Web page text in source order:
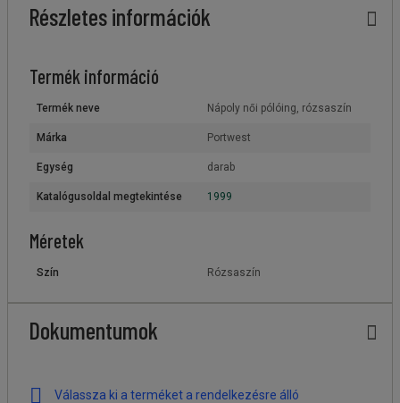
Részletes információk
Termék információ
Termék neve Nápoly női pólóing, rózsaszín
Márka Portwest
Egység darab
Katalógusoldal megtekintése 1999
Méretek
Szín Rózsaszín
Dokumentumok
Válassza ki a terméket a rendelkezésre álló